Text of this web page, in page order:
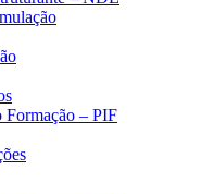
Formação – PIF